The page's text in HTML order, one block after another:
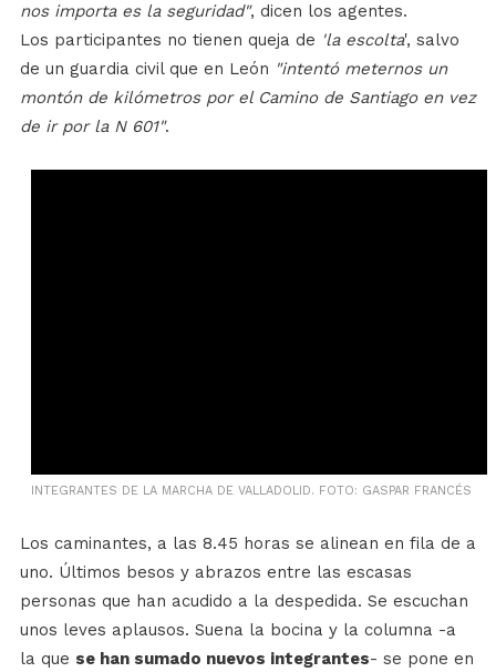
nos importa es la seguridad", dicen los agentes.
Los participantes no tienen queja de 'la escolta', salvo
de un guardia civil que en León "intentó meternos un
montón de kilómetros por el Camino de Santiago en vez
de ir por la N 601".
INTEGRANTES DE LA MARCHA DE VALLADOLID. FOTO: GASPAR FRANCÉS
Los caminantes, a las 8.45 horas se alinean en fila de a
uno. Últimos besos y abrazos entre las escasas
personas que han acudido a la despedida. Se escuchan
unos leves aplausos. Suena la bocina y la columna -a
la que se han sumado nuevos integrantes- se pone en